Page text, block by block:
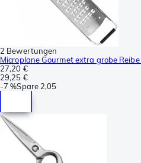
2 Bewertungen
Microplane Gourmet extra grobe
27,20 €
29,25 €
-7 %Spare 2,05